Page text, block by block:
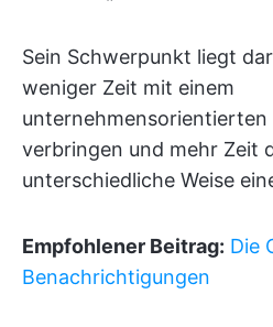
Sein Schwerpunkt liegt
weniger Zeit mit einem
unternehmensorientierten
verbringen und mehr Zeit
unterschiedliche Weise
Empfohlener Beitrag: Die
Benachrichtigungen